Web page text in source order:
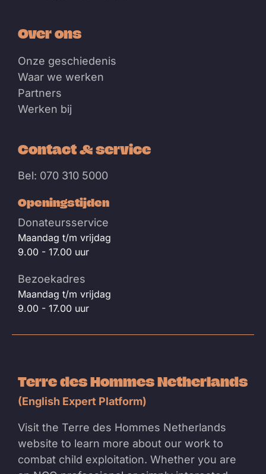
Over ons
Onze geschiedenis
Waar we werken
Partners
Werken bij
Contact & service
Bel: 070 310 5000
Openingstijden
Donateursservice
Maandag t/m vrijdag
9.00 - 17.00 uur
Bezoekadres
Maandag t/m vrijdag
9.00 - 17.00 uur
Terre des Hommes Netherlands
(English Expert Platform)
Visit the Terre des Hommes Netherlands
website to learn more about our work to
combat child exploitation. Whether you are